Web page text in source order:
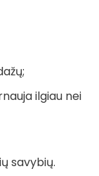
ilgiau nei
savybių.